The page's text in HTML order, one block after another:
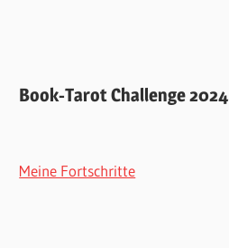
Book-Tarot Challenge 2024
Meine Fortschritte